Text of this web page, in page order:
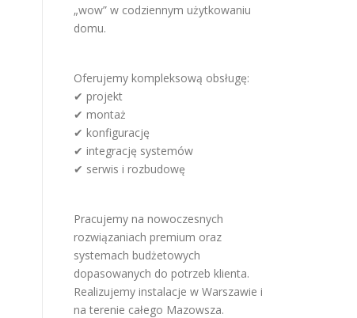
„wow” w codziennym użytkowaniu
domu.
Oferujemy kompleksową obsługę:
✔ projekt
✔ montaż
✔ konfigurację
✔ integrację systemów
✔ serwis i rozbudowę
Pracujemy na nowoczesnych
rozwiązaniach premium oraz
systemach budżetowych
dopasowanych do potrzeb klienta.
Realizujemy instalacje w Warszawie i
na terenie całego Mazowsza.